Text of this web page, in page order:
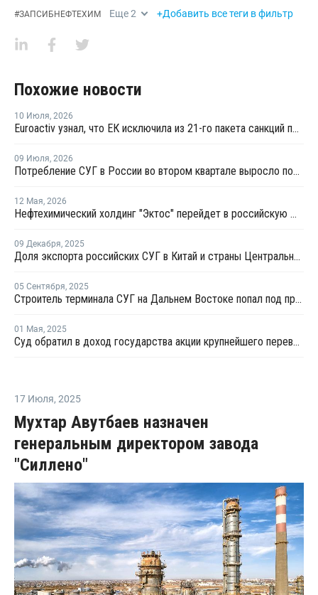
#ЗАПСИБНЕФТЕХИМ Еще2 +Добавить все теги в фильтр
Похожие новости
10 Июля, 2026
Euroactiv узнал, что ЕК исключила из 21-го пакета санкций против России
09 Июля, 2026
Потребление СУГ в России во втором квартале выросло почти на 9%
12 Мая, 2026
Нефтехимический холдинг "Эктос" перейдет в российскую юрисдикцию
09 Декабря, 2025
Доля экспорта российских СУГ в Китай и страны Центральной Азии выросла до 85%
05 Сентября, 2025
Строитель терминала СУГ на Дальнем Востоке попал под процедуру банкротства
01 Мая, 2025
Суд обратил в доход государства акции крупнейшего перевозчика сжиженных газов
17 Июля, 2025
Мухтар Авутбаев назначен
генеральным директором завода
"Силлено"